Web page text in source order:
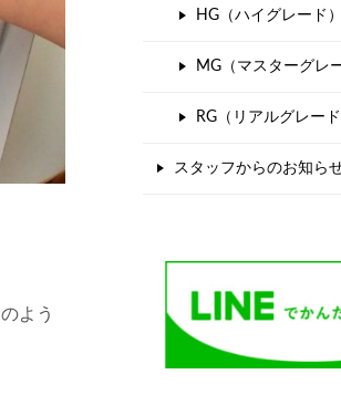
よう
HG（ハイグレード
MG（マスターグレ
RG（リアルグレー
スタッフからのお知ら